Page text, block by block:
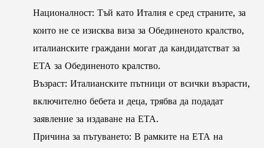
Националност: Тъй като Италия е сред страните, за
които не се изисква виза за Обединеното кралство,
италианските граждани могат да кандидатстват за
ЕТА за Обединеното кралство.
Възраст: Италианските пътници от всички възрасти,
включително бебета и деца, трябва да подадат
заявление за издаване на ЕТА.
Причина за пътуването: В рамките на ЕТА на